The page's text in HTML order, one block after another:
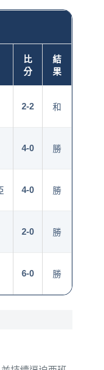
比
分
結
果
2-2 和
4-0 勝
4-0 勝
2-0 勝
6-0 勝